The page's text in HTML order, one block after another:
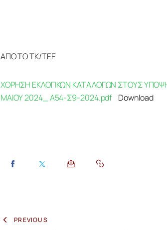
ΑΠΟ ΤΟ ΤΚ/ΤΕΕ
ΧΟΡΗΣΗ ΕΚΛΟΓΙΚΩΝ ΚΑΤΑΛΟΓΩΝ ΣΤΟΥΣ
ΜΑΙΟΥ 2024_ Α54-Σ9-2024.pdf Download
PREVIOUS